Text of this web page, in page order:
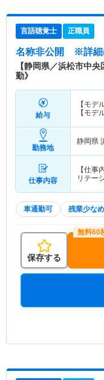
言語聴覚士 正職員
名称非公開 ※詳細
【静岡県／浜松市中
勤》
給与
【モデ
【モデ
勤務地
静岡県
仕事内容
【仕事内
リテー
車通勤可 残業少なめ
保存する